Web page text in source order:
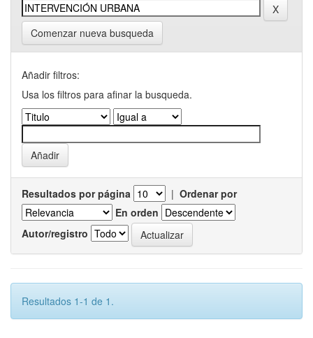
Comenzar nueva busqueda
Añadir filtros:
Usa los filtros para afinar la busqueda.
Resultados por página | Ordenar por
En orden
Autor/registro
Resultados 1-1 de 1.